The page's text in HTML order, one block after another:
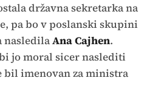
državna sekretarka na
pa bo v poslanski skupini
nasledilaAna Cajhen.
jo moral sicer naslediti
bil imenovan za ministra